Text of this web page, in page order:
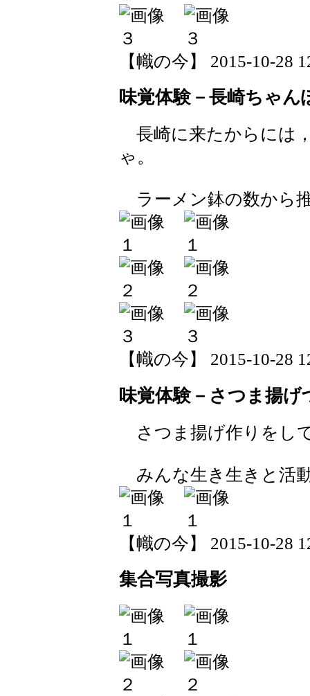
【幟の今】 2015-10-28
味覚体験－長崎ちゃん
長崎に来たからには
ゃ。
ラーメン鉢の数から
【幟の今】 2015-10-28
味覚体験－さつま揚げ
さつま揚げ作りをし
みんな生き生きと活
【幟の今】 2015-10-28
集合写真撮影